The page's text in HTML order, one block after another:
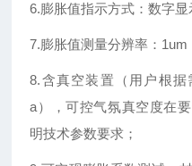
6.膨胀值指示方式：数字显
7.膨胀值测量分辨率：1um
8.含真空装置（用户根
a），可控气氛真空度在
明技术参数要求；